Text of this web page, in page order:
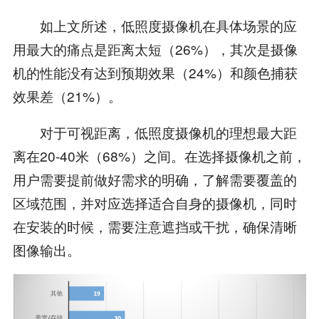
如上文所述，低照度摄像机在具体场景的应
用最大的痛点是距离太短（26%），其次是摄像
机的性能没有达到预期效果（24%）和颜色捕获
效果差（21%）。
对于可视距离，低照度摄像机的理想最大距
离在20-40米（68%）之间。在选择摄像机之前，
用户需要提前做好需求的明确，了解需要覆盖的
区域范围，并对应选择适合自身的摄像机，同时
在安装的时候，需要注意遮挡或干扰，确保清晰
图像输出。